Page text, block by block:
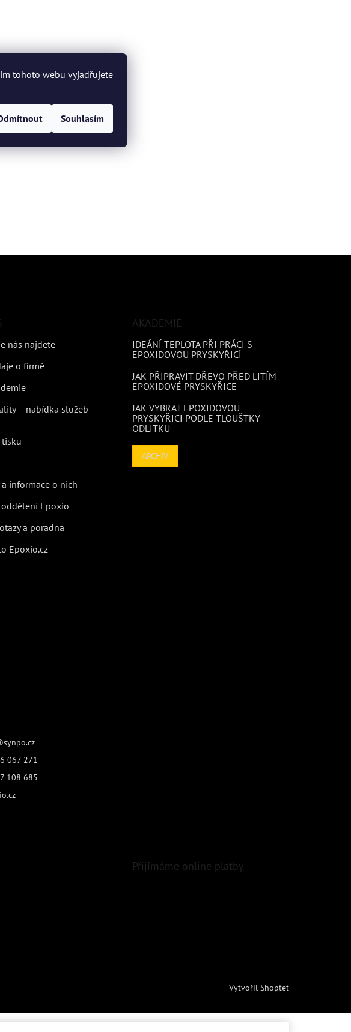
tohoto webu vyjadřujete
Souhlasím
nás najdete
o firmě
– nabídka služeb
informace o nich
Epoxio
a poradna
Epoxio.cz
AKADEMIE
IDEÁNÍ TEPLOTA PŘI PRÁCI S
EPOXIDOVOU PRYSKYŘICÍ
JAK PŘIPRAVIT DŘEVO PŘED LITÍM
EPOXIDOVÉ PRYSKYŘICE
JAK VYBRAT EPOXIDOVOU
PRYSKYŘICI PODLE TLOUŠTKY
ODLITKU
ARCHIV
synpo.cz
067 271
108 685
Přijímáme online platby
Vytvořil Shoptet